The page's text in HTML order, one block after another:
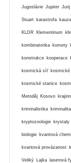
Jugoslávie Jupiter Jurij
Stuart katastrofa
KLDR Klementinum
kombinatorika komety
konstrukce kooperace
kosmická síť
kosmické stanice
Metoděj Kosovo
kriminalistika kriminalita
kryptozoologie krystaly
biologie kvantová
kvantová provázanost
Veliký Lajka laserová